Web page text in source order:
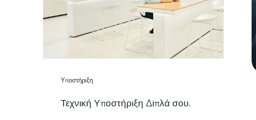
Υποστήριξη
Τεχνική Υποστήριξη Διπλά σου.